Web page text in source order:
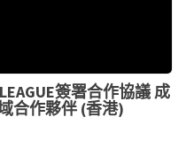
簽署合作協議 成
合作夥伴 (香港)